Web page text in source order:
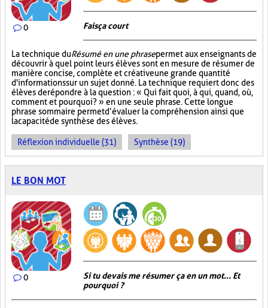
0 Fais ça court
La technique duRésumé en une phrasepermet aux enseignants de
découvrir à quel point leurs élèves sont en mesure de résumer de
manière concise, complète et créative une grande quantité
d'informations sur un sujet donné. La technique requiert donc des
élèves de répondre à la question : « Qui fait quoi, à qui, quand, où,
comment et pourquoi? » en une seule phrase. Cette longue
phrase sommaire permet d’évaluer la compréhension ainsi que
la capacité de synthèse des élèves.
Réflexion individuelle (31) Synthèse (19)
LE BON MOT
0
Si tu devais me résumer ça en un mot... Et
pourquoi ?